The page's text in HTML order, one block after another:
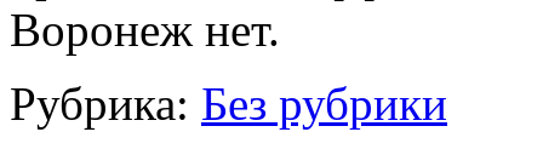
Воронеж нет.
Рубрика: Без рубрики